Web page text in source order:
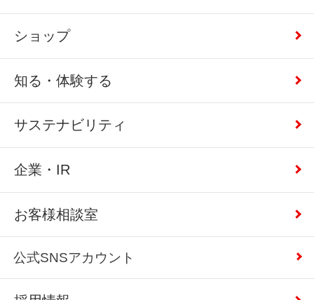
ショップ
知る・体験する
サステナビリティ
企業・IR
お客様相談室
公式SNSアカウント